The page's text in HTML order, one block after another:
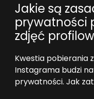
Jakie są
prywatności
zdjęć
Kwestia pobierania
Instagrama budzi
prywatności. Jak